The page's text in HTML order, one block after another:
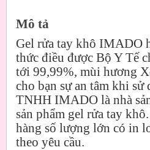
Mô tả
Gel rửa tay khô IMADO
thức điều được Bộ Y Tế
tới 99,99%, mùi hương
cho bạn sự an tâm khi sử
TNHH IMADO là nhà
sản phẩm gel rửa tay
hàng số lượng lớn có in
theo yêu cầu.